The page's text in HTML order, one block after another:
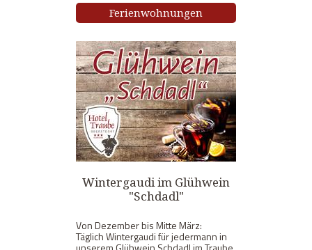
Ferienwohnungen
Wintergaudi im Glühwein
"Schdadl"
Von Dezember bis Mitte März:
Täglich Wintergaudi für jedermann in